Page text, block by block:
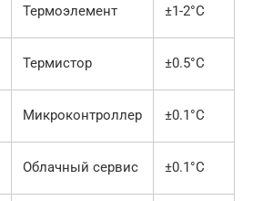
Термоэлемент ±1-2°C
Термистор ±0.5°C
Микроконтроллер ±0.1°C
Облачный сервис ±0.1°C